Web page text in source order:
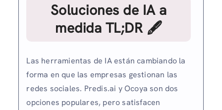
Soluciones de IA a
medida TL;DR 🖋
Las herramientas de IA están cambiando la
forma en que las empresas gestionan las
redes sociales. Predis.ai y Ocoya son dos
opciones populares, pero satisfacen